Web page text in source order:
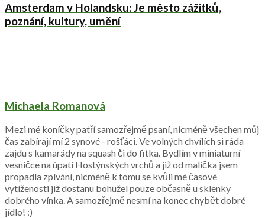
Amsterdam v Holandsku: Je město zážitků,
poznání, kultury, umění
Michaela Romanová
Mezi mé koníčky patří samozřejmě psaní, nicméně všechen můj
čas zabírají mí 2 synové - rošťáci. Ve volných chvílích si ráda
zajdu s kamarády na squash či do fitka. Bydlím v miniaturní
vesničce na úpatí Hostýnských vrchů a již od malička jsem
propadla zpívání, nicméně k tomu se kvůli mé časové
vytíženosti již dostanu bohužel pouze občasně u sklenky
dobrého vínka. A samozřejmě nesmí na konec chybět dobré
jídlo! :)